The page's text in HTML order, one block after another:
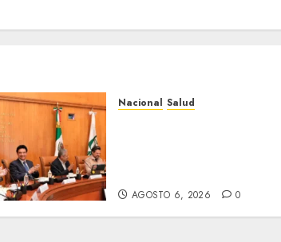
Nacional Salud
AGOSTO 6, 2026 0